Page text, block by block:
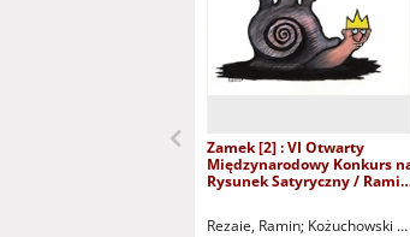
Zamek [2] : VI Otwarty
Międzynarodowy Konkurs
Rysunek Satyryczny / Ramin
Rezaie, Ramin Kożuchowski